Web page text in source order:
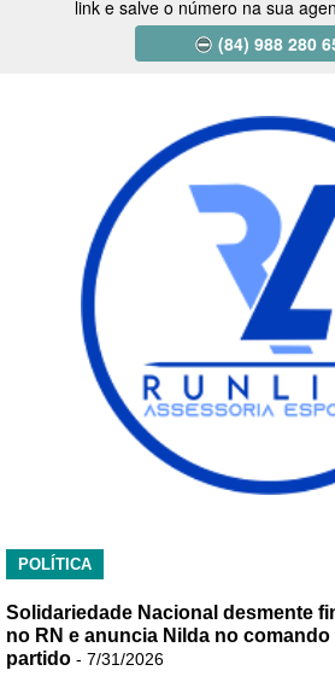
link e salve o número na sua
(84) 988 280
POLÍTICA
Solidariedade Nacional desmente
no RN e anuncia Nilda no comando
partido - 7/31/2026